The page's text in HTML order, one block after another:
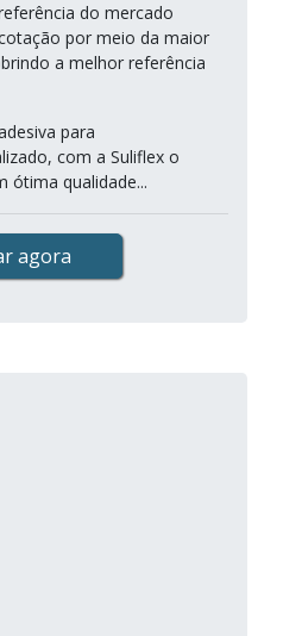
do mercado
por meio da maior
a melhor referência
para
com a Suliflex o
ótima qualidade...
agora